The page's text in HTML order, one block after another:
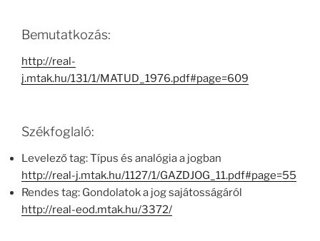
Bemutatkozás:
http://real-
j.mtak.hu/131/1/MATUD_1976.pdf#page=609
Székfoglaló:
Levelező tag: Típus és analógia a jogban
http://real-j.mtak.hu/1127/1/GAZDJOG_11.pdf#page=55
Rendes tag: Gondolatok a jog sajátosságáról
http://real-eod.mtak.hu/3372/